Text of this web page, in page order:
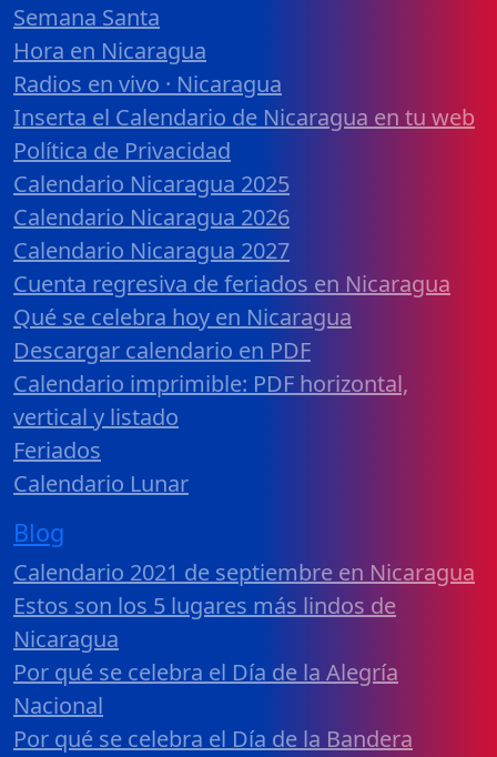
Semana Santa
Hora en Nicaragua
Radios en vivo · Nicaragua
Inserta el Calendario de Nicaragua en tu web
Política de Privacidad
Calendario Nicaragua 2025
Calendario Nicaragua 2026
Calendario Nicaragua 2027
Cuenta regresiva de feriados en Nicaragua
Qué se celebra hoy en Nicaragua
Descargar calendario en PDF
Calendario imprimible: PDF horizontal,
vertical y listado
Feriados
Calendario Lunar
Blog
Calendario 2021 de septiembre en Nicaragua
Estos son los 5 lugares más lindos de
Nicaragua
Por qué se celebra el Día de la Alegría
Nacional
Por qué se celebra el Día de la Bandera